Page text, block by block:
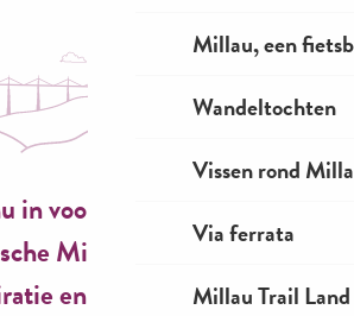
Millau, een
Wandeltochten
Vissen rond
Via ferrata
Millau Trail Land
in voor onze nieuwsbrief
Millau-ervaringen,
en seizoensideeën!